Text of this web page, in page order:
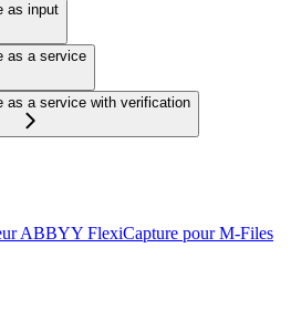
as input
as a service
as a service with verification
ABBYY FlexiCapture pour M-Files